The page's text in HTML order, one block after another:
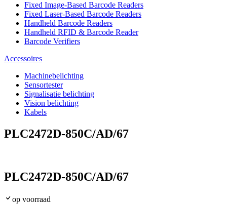
Fixed Image-Based Barcode Readers
Fixed Laser-Based Barcode Readers
Handheld Barcode Readers
Handheld RFID & Barcode Reader
Barcode Verifiers
Accessoires
Machinebelichting
Sensortester
Signalisatie belichting
Vision belichting
Kabels
PLC2472D-850C/AD/67
PLC2472D-850C/AD/67
op voorraad